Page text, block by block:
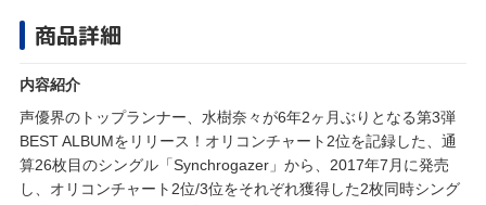
商品詳細
内容紹介
声優界のトップランナー、水樹奈々が6年2ヶ月ぶりとなる第3弾
BEST ALBUMをリリース！オリコンチャート2位を記録した、通
算26枚目のシングル「Synchrogazer」から、2017年7月に発売
し、オリコンチャート2位/3位をそれぞれ獲得した2枚同時シング